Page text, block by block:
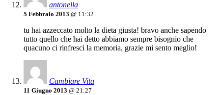
antonella
5 Febbraio 2013 @ 11:32
tu hai azzeccato molto la dieta giusta! bravo anche sapendo
tutto quello che hai detto abbiamo sempre bisognio che
quacuno ci rinfresci la memoria, grazie mi sento meglio!
Cambiare Vita
11 Giugno 2013 @ 21:27